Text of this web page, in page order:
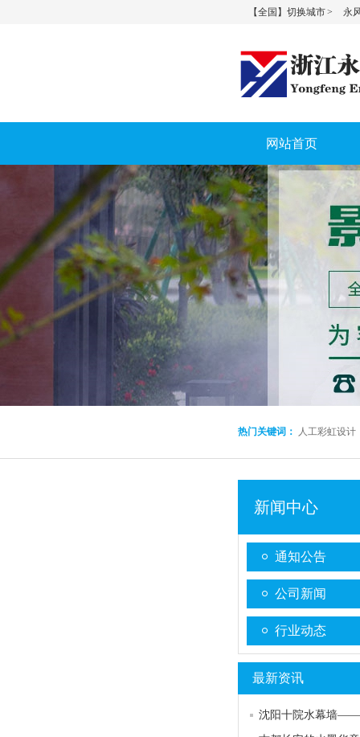
【全国】切换城市 > 永
网站首页
热门关键词： 人工彩虹设计
新闻中心
通知公告
公司新闻
行业动态
最新资讯